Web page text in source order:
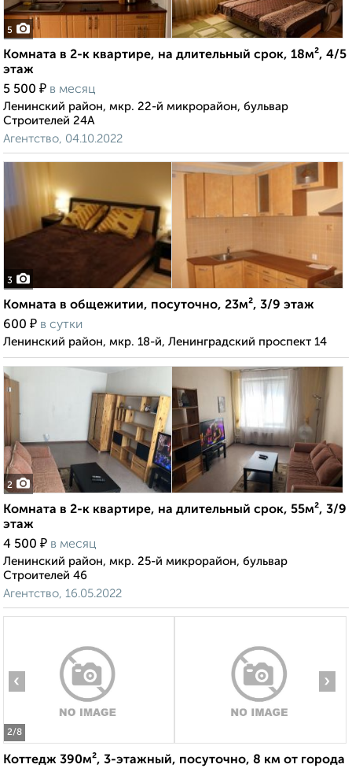
5
Комната в 2-к квартире, на длительный срок, 18м², 4/5
этаж
5 500 ₽ в месяц
Ленинский район, мкр. 22-й микрорайон, бульвар
Строителей 24А
Агентство, 04.10.2022
3
Комната в общежитии, посуточно, 23м², 3/9 этаж
600 ₽ в сутки
Ленинский район, мкр. 18-й, Ленинградский проспект 14
2
Комната в 2-к квартире, на длительный срок, 55м², 3/9
этаж
4 500 ₽ в месяц
Ленинский район, мкр. 25-й микрорайон, бульвар
Строителей 46
Агентство, 16.05.2022
2/8
‹ ›
Коттедж 390м², 3-этажный, посуточно, 8 км от города